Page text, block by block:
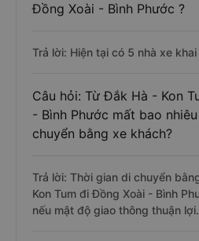
Đồng Xoài - Bình Phước ?
Trả lời: Hiện tại có 5 nhà xe
Câu hỏi: Từ Đắk Hà - Kon
- Bình Phước mất bao
chuyển bằng xe khách?
Trả lời: Thời gian di chuyển
Kon Tum đi Đồng Xoài - Bình
nếu mật độ giao thông thuận lợi.